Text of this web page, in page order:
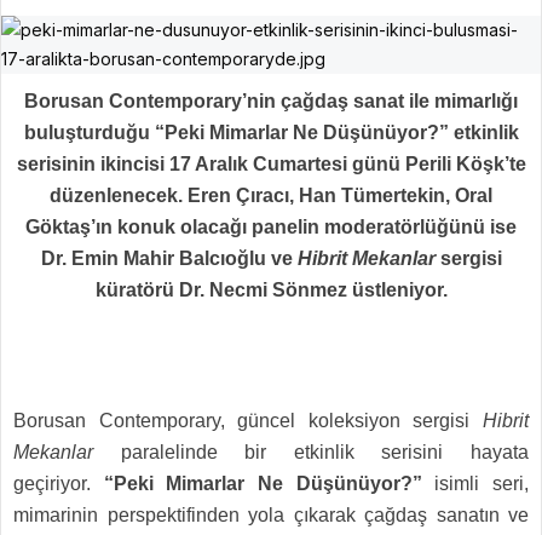
Borusan Contemporary’nin çağdaş sanat ile mimarlığı
buluşturduğu “Peki Mimarlar Ne Düşünüyor?” etkinlik
serisinin ikincisi 17 Aralık Cumartesi günü Perili Köşk’te
düzenlenecek. Eren Çıracı, Han Tümertekin, Oral
Göktaş’ın konuk olacağı panelin moderatörlüğünü ise
Dr. Emin Mahir Balcıoğlu ve Hibrit Mekanlarsergisi
küratörü Dr. Necmi Sönmez üstleniyor.
Borusan Contemporary, güncel koleksiyon sergisi Hibrit
Mekanlarparalelinde bir etkinlik serisini hayata
geçiriyor. “Peki Mimarlar Ne Düşünüyor?” isimli seri,
mimarinin perspektifinden yola çıkarak çağdaş sanatın ve